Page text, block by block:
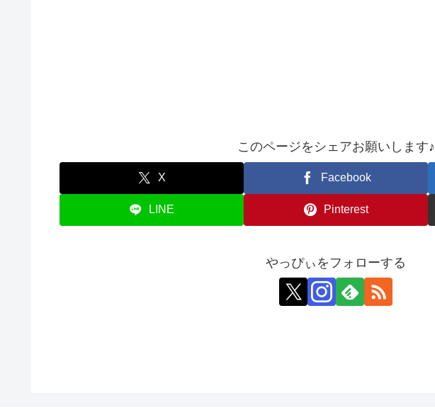
このページをシェアお願いします♪︎
X Facebook
LINE Pinterest
やっぴぃをフォローする